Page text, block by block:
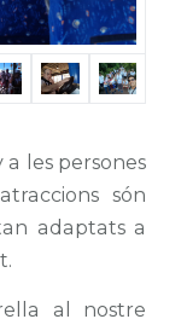
a les persones
són
adaptats a
al nostre